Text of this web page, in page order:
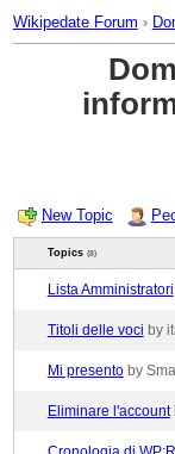
Wikipedate Forum ›
New Topic
Topics (8)
Lista Amministratori
Titoli delle voci by
Mi presento by
Eliminare l'account